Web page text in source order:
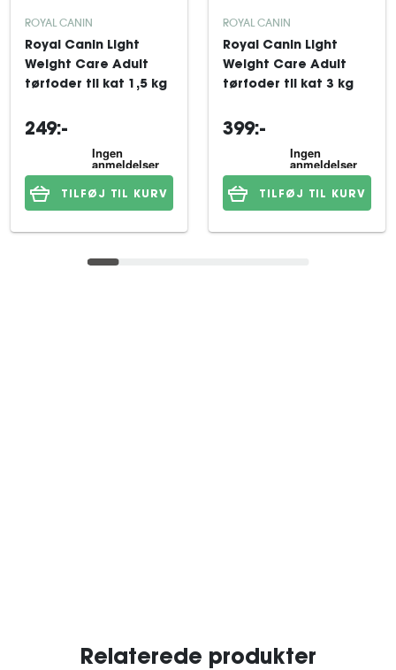
ROYAL CANIN
Royal Canin Light
Weight Care Adult
tørfoder til kat 1,5 kg
249:-
TILFØJ TIL KURV
ROYAL CANIN
Royal Canin Light
Weight Care Adult
tørfoder til kat 3 kg
399:-
TILFØJ TIL KURV
Relaterede produkter